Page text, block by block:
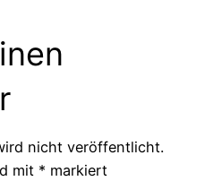
nicht veröffentlicht.
mit * markiert